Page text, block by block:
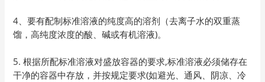
4、要有配制标准溶液的纯度高的溶剂（去离子水的双重蒸
馏，高纯度浓度的酸、碱或有机溶液)。
5. 根据所配标准溶液对盛放容器的要求,标准溶液必须储存在
干净的容器中存放，并按规定要求(如避光、通风、阴凉、冷